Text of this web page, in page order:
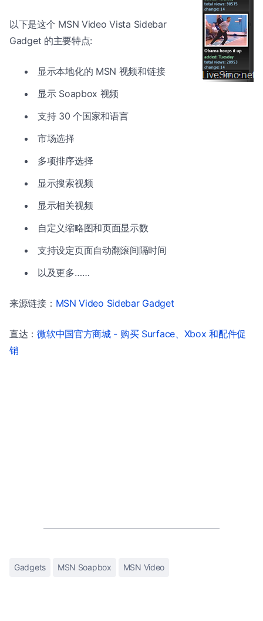
以下是这个 MSN Video Vista Sidebar
Gadget 的主要特点:
显示本地化的 MSN 视频和链接
显示 Soapbox 视频
支持 30 个国家和语言
市场选择
多项排序选择
显示搜索视频
显示相关视频
自定义缩略图和页面显示数
支持设定页面自动翻滚间隔时间
以及更多……
来源链接： MSN Video Sidebar Gadget
直达：微软中国官方商城 - 购买 Surface、Xbox 和配件促
销
Gadgets MSN Soapbox MSN Video